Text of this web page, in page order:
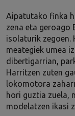
Aipatutako finka
zena eta geroago
isolaturik zegoen.
meategiek umea
dibertigarrian,
Harritzen zuten
lokomotora
hori guztia zuela,
modelatzen ikasi